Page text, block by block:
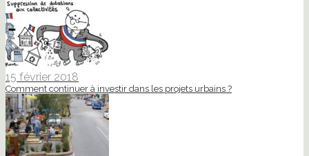
15 février 2018
Comment continuer à investir dans les projets urbains ?